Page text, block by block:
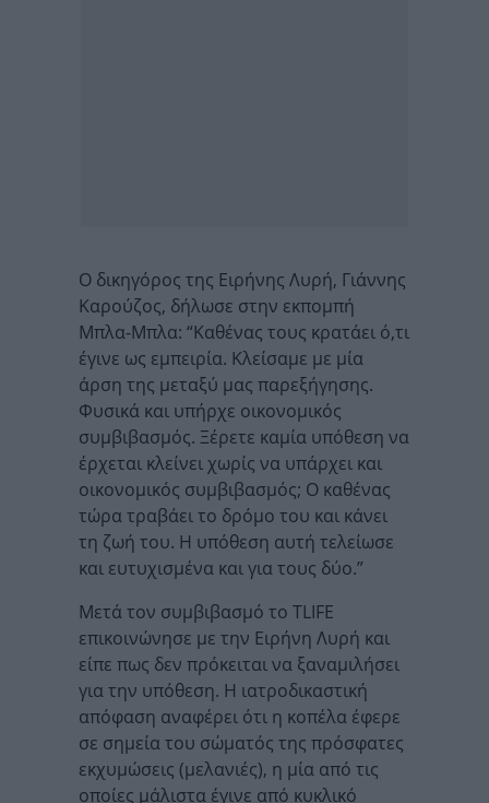
Ο δικηγόρος της Ειρήνης Λυρή, Γιάννης
Καρούζος, δήλωσε στην εκπομπή
Μπλα-Μπλα: “Καθένας τους κρατάει ό,τι
έγινε ως εμπειρία. Κλείσαμε με μία
άρση της μεταξύ μας παρεξήγησης.
Φυσικά και υπήρχε οικονομικός
συμβιβασμός. Ξέρετε καμία υπόθεση να
έρχεται κλείνει χωρίς να υπάρχει και
οικονομικός συμβιβασμός; Ο καθένας
τώρα τραβάει το δρόμο του και κάνει
τη ζωή του. Η υπόθεση αυτή τελείωσε
και ευτυχισμένα και για τους δύο.”
Μετά τον συμβιβασμό το TLIFE
επικοινώνησε με την Ειρήνη Λυρή και
είπε πως δεν πρόκειται να ξαναμιλήσει
για την υπόθεση. Η ιατροδικαστική
απόφαση αναφέρει ότι η κοπέλα έφερε
σε σημεία του σώματός της πρόσφατες
εκχυμώσεις (μελανιές), η μία από τις
οποίες μάλιστα έγινε από κυκλικό